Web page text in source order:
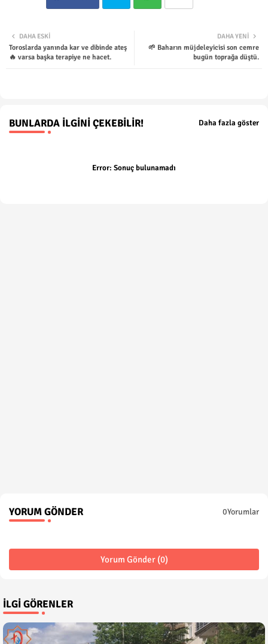
ter tsap
DAHA YENI
🌱 Baharın müjdeleyicisi son cemre
bugün toprağa düştü.
DAHA ESKI
Toroslarda yanında kar ve dibinde ateş
🔥 varsa başka terapiye ne hacet.
BUNLARDA İLGINI ÇEKEBILIR! Daha fazla göster
Error: Sonuç bulunamadı
YORUM GÖNDER 0Yorumlar
Yorum Gönder (0)
İLGI GÖRENLER